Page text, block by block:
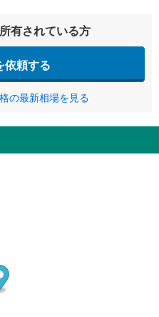
有されている方
依頼する
の最新相場を見る